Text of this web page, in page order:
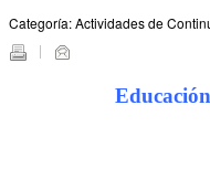
Categoría: Actividades de